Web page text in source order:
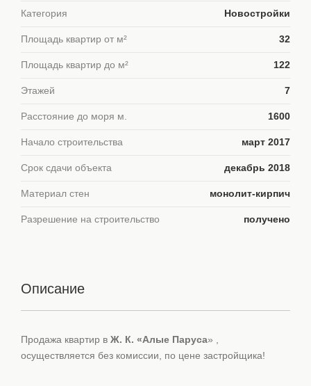
Категория Новостройки
Площадь квартир от м² 32
Площадь квартир до м² 122
Этажей 7
Расстояние до моря м. 1600
Начало строительства март 2017
Срок сдачи объекта декабрь 2018
Материал стен монолит-кирпич
Разрешение на строительство получено
Описание
Продажа квартир в Ж. К. «Алые Паруса» ,
осуществляется без комиссии, по цене застройщика!